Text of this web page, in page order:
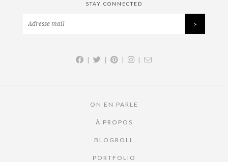
STAY CONNECTED
| | | |
ON EN PARLE
À PROPOS
BLOGROLL
PORTFOLIO